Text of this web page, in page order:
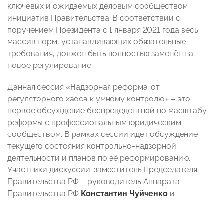
ключевых и ожидаемых деловым сообществом
инициатив Правительства. В соответствии с
поручением Президента с 1 января 2021 года весь
массив норм, устанавливающих обязательные
требования, должен быть полностью заменён на
новое регулирование.
Данная сессия «Надзорная реформа: от
регуляторного хаоса к умному контролю» – это
первое обсуждение беспрецедентной по масштабу
реформы с профессиональным юридическим
сообществом. В рамках сессии идет обсуждение
текущего состояния контрольно-надзорной
деятельности и планов по её реформированию.
Участники дискуссии: заместитель Председателя
Правительства РФ – руководитель Аппарата
Правительства РФ Константин Чуйченко и